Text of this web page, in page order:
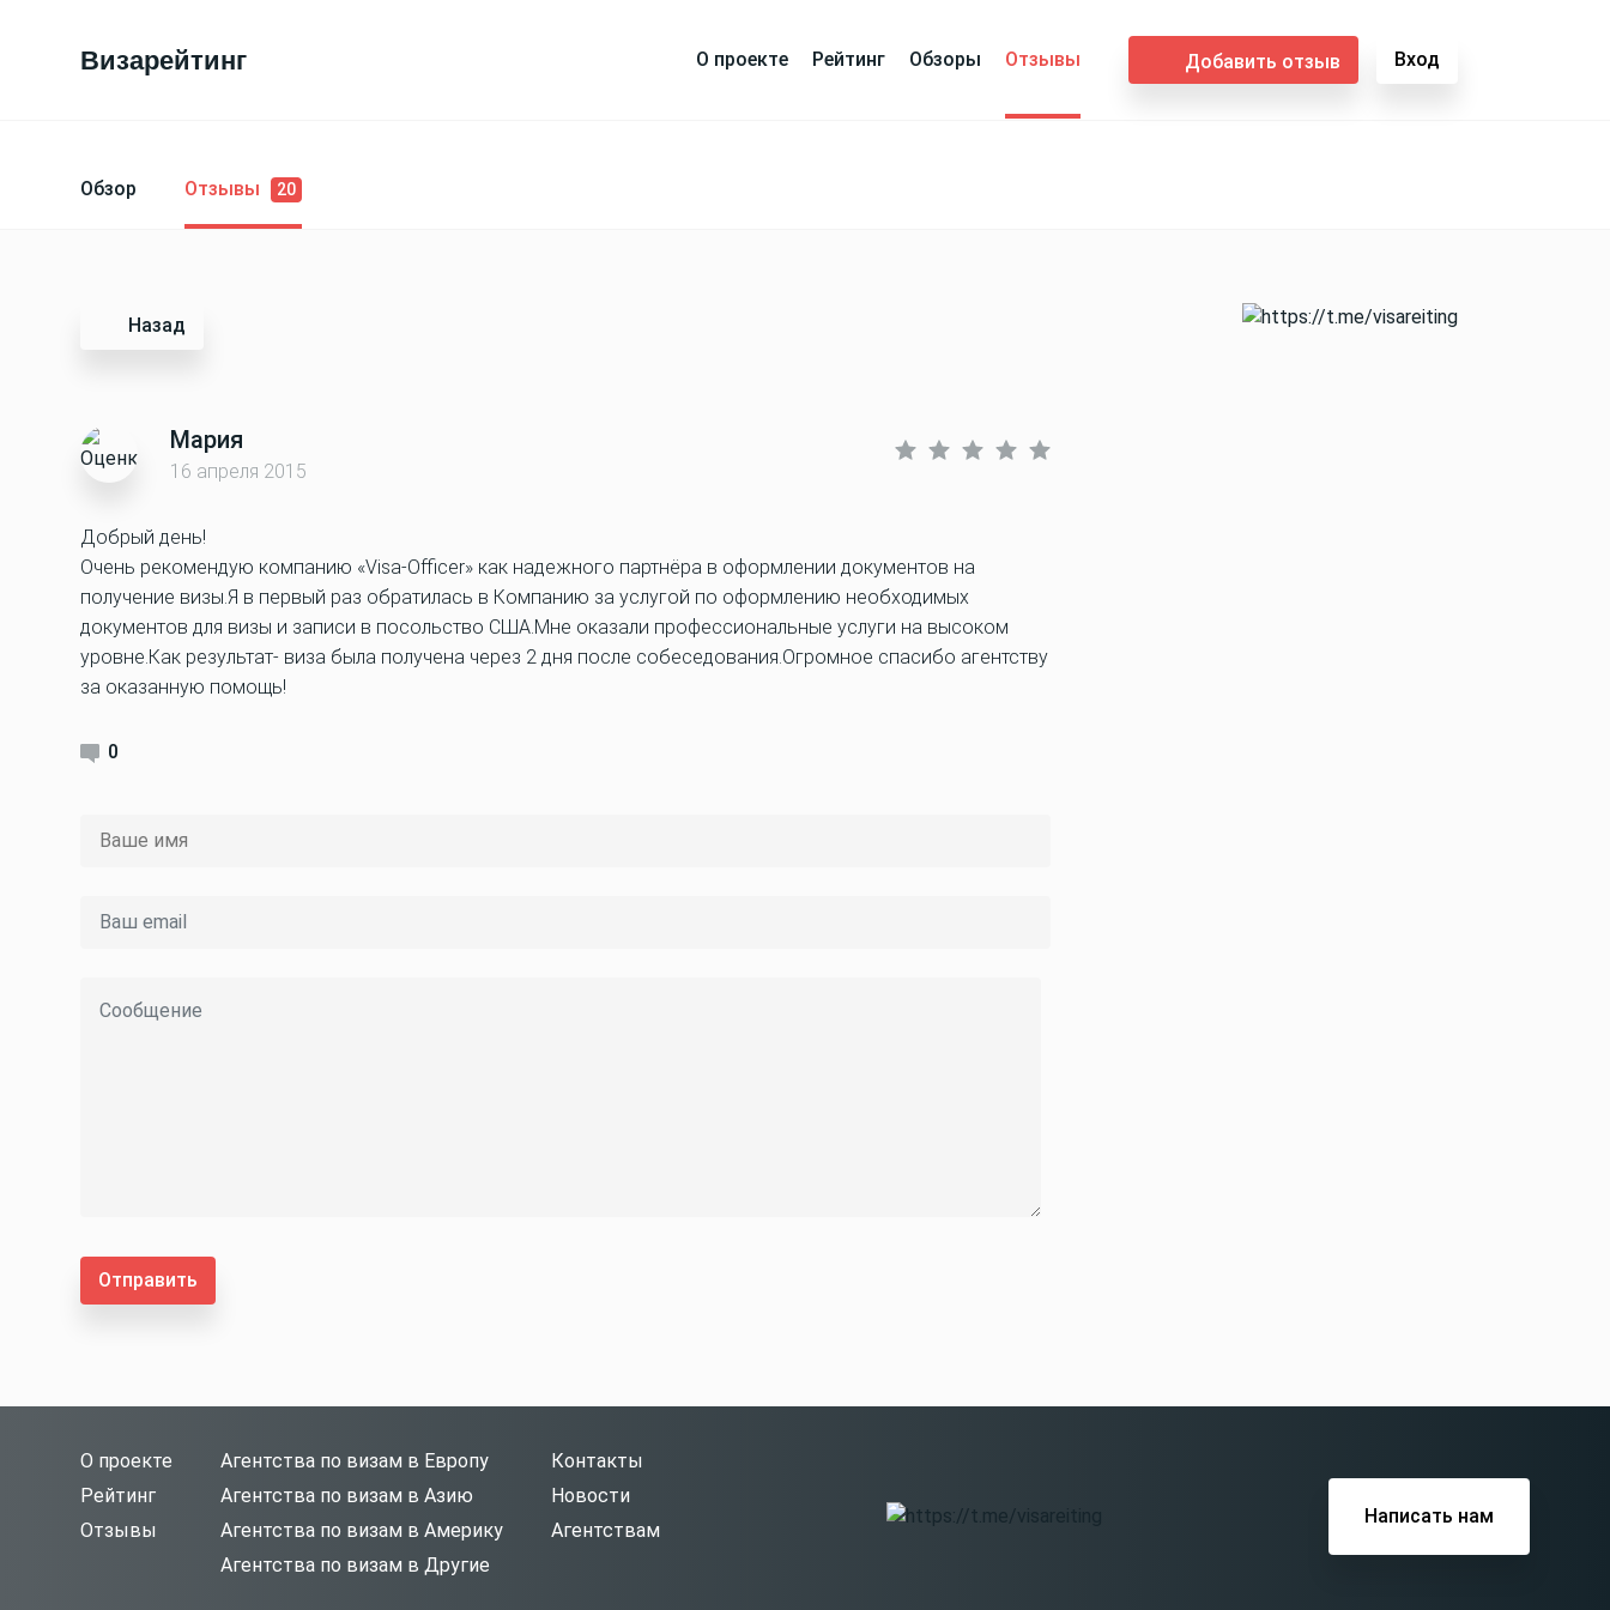
Визарейтинг О проекте Рейтинг Обзоры Отзывы Добавить отзыв Вход
Обзор Отзывы 20
Назад
Мария
16 апреля 2015
Добрый день!
Очень рекомендую компанию «Visa-Officer» как надежного партнёра в оформлении документов на
получение визы.Я в первый раз обратилась в Компанию за услугой по оформлению необходимых
документов для визы и записи в посольство США.Мне оказали профессиональные услуги на высоком
уровне.Как результат- виза была получена через 2 дня после собеседования.Огромное спасибо агентству
за оказанную помощь!
0
Отправить
О проекте
Рейтинг
Отзывы
Агентства по визам в Европу
Агентства по визам в Азию
Агентства по визам в Америку
Агентства по визам в Другие
Контакты
Новости
Агентствам
Написать нам